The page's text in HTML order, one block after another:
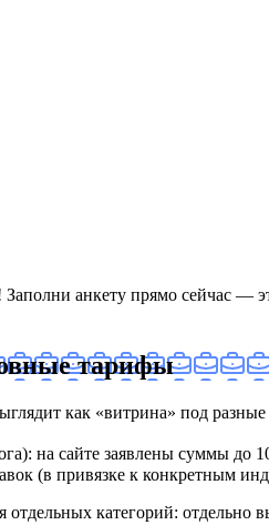
анкету прямо сейчас —
тарифы
как «витрина» под
на сайте заявлены суммы
(в привязке к конкретным
категорий: отдельно